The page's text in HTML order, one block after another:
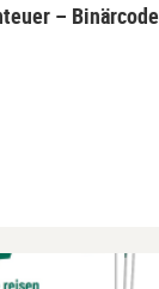
– Binärcode